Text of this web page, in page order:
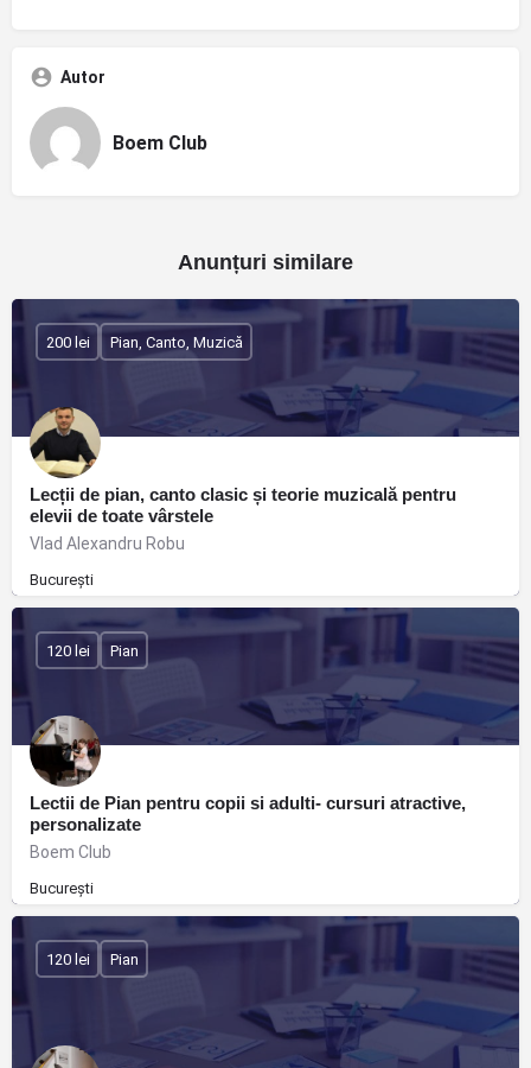
Autor
Boem Club
Anunțuri similare
Lecții de pian, canto clasic și teorie muzicală pentru
elevii de toate vârstele
Vlad Alexandru Robu
București
200 lei Pian, Canto, Muzică
Lectii de Pian pentru copii si adulti- cursuri atractive,
personalizate
Boem Club
București
120 lei Pian
120 lei Pian